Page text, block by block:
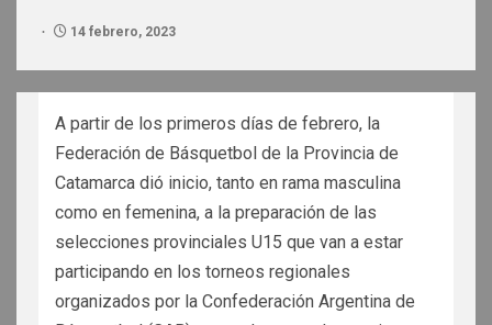
14 febrero, 2023
A partir de los primeros días de febrero, la
Federación de Básquetbol de la Provincia de
Catamarca dió inicio, tanto en rama masculina
como en femenina, a la preparación de las
selecciones provinciales U15 que van a estar
participando en los torneos regionales
organizados por la Confederación Argentina de